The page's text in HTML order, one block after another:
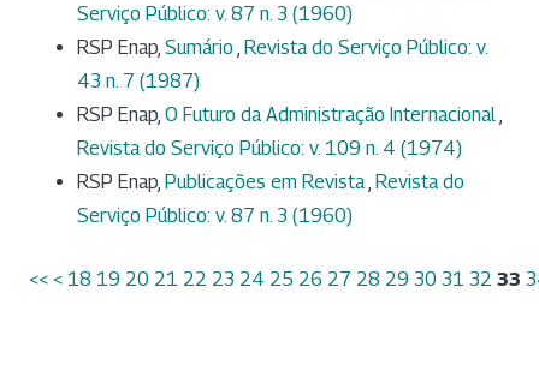
Serviço Público: v. 87 n. 3 (1960)
RSP Enap, Sumário , Revista do Serviço Público: v.
43 n. 7 (1987)
RSP Enap, O Futuro da Administração Internacional,
Revista do Serviço Público: v. 109 n. 4 (1974)
RSP Enap, Publicações em Revista, Revista do
Serviço Público: v. 87 n. 3 (1960)
<< < 18 19 20 21 22 23 24 25 26 27 28 29 30 31 32 33